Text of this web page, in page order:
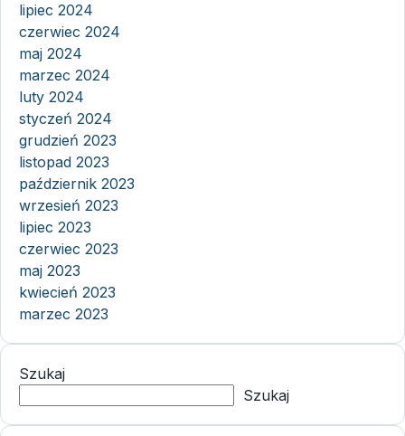
lipiec 2024
czerwiec 2024
maj 2024
marzec 2024
luty 2024
styczeń 2024
grudzień 2023
listopad 2023
październik 2023
wrzesień 2023
lipiec 2023
czerwiec 2023
maj 2023
kwiecień 2023
marzec 2023
Szukaj
Szukaj